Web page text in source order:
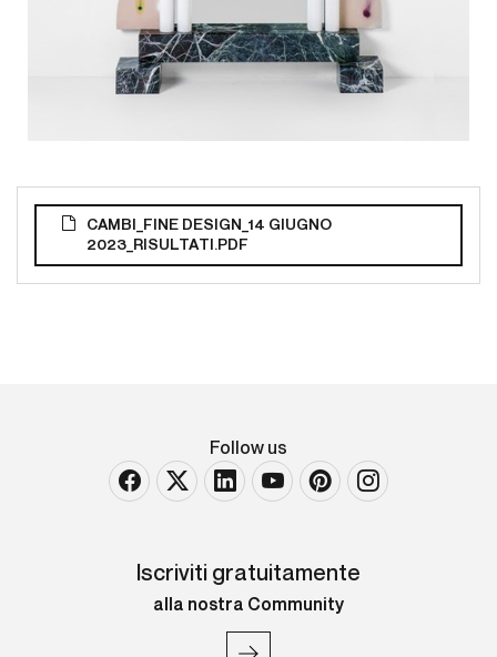
CAMBI_FINE DESIGN_14 GIUGNO
2023_RISULTATI.PDF
Follow us
Iscriviti gratuitamente
alla nostra Community